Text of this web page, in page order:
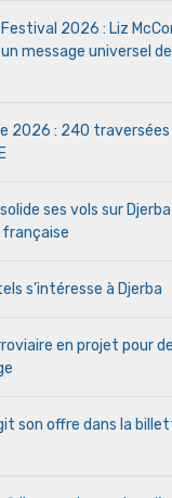
2026 : Liz
message universel
2026 : 240 traversées
ses vols sur
française
s’intéresse à Djerba
en projet pour
son offre dans la